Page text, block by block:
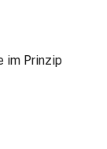
im Prinzip